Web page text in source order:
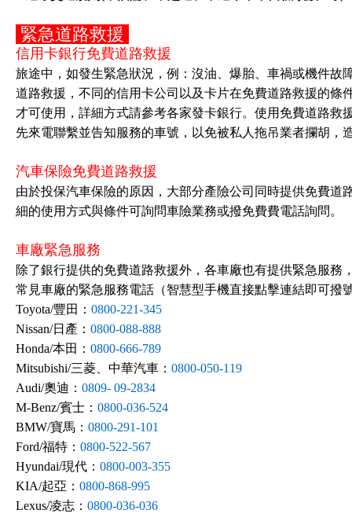
緊急道路救援
信用卡銀行免費道路救援
旅途中，如發生緊急狀況，例：沒油、爆胎、車禍或機件故
道路救援，不同的信用卡公司以及卡片在免費道路救援的條
才可使用，詳細方式請參考各家發卡銀行。使用免費道路救
先來電聯繫並告知服務的車號，以免被私人拖吊業者攔胡，
汽車保險免費道路救援
由於投保汽車保險的原因，大部分產險公司同時提供免費道
細的使用方式與條件可詢問車險業務或撥免費費電話詢問。
車廠緊急服務
除了銀行提供的免費道路救援外，各車廠也有提供緊急服務
常見車廠的緊急服務電話（智慧型手機直接點擊連結即可撥
Toyota/豐田： 0800-221-345
Nissan/日產： 0800-088-888
Honda/本田： 0800-666-789
Mitsubishi/三菱、中華汽車： 0800-050-119
Audi/奧迪： 0809- 09-2834
M-Benz/賓士： 0800-036-524
BMW/寶馬： 0800-291-101
Ford/福特： 0800-522-567
Hyundai/現代： 0800-003-355
KIA/起亞： 0800-868-995
Lexus/凌志： 0800-036-036